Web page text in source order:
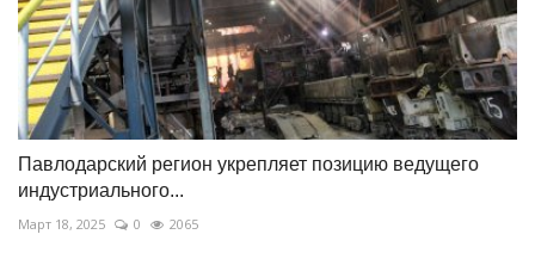
Павлодарский регион укрепляет позицию ведущего
индустриального...
Март 18, 2025 0 2065